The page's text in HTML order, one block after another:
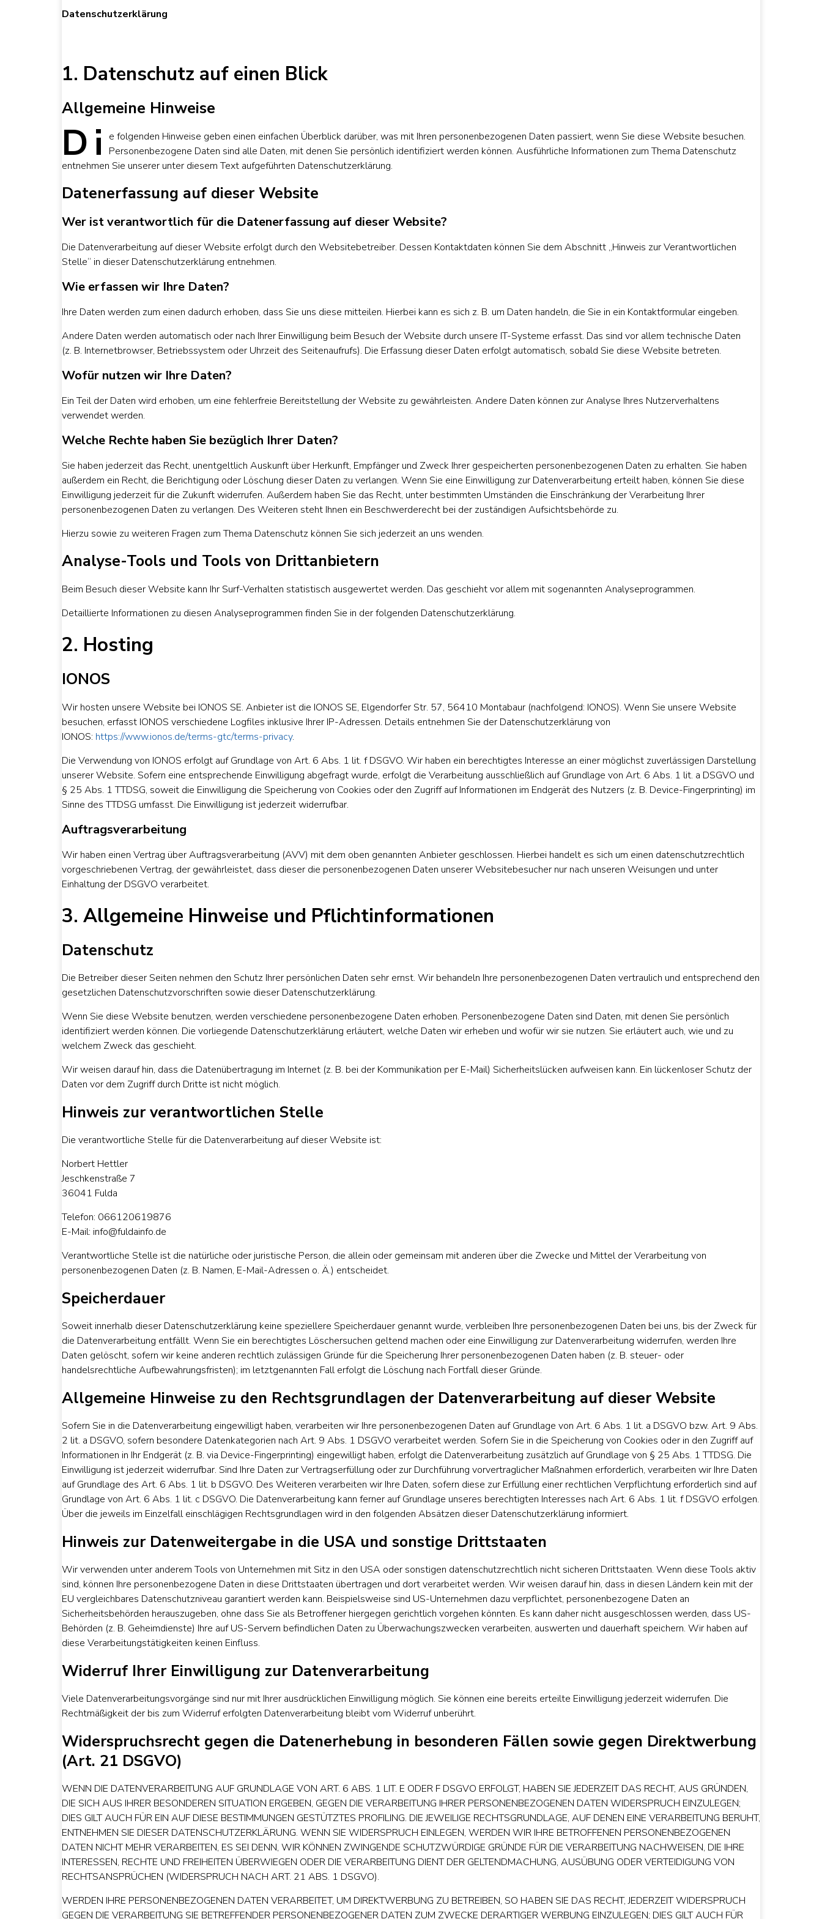
Datenschutz­erklärung
1. Datenschutz auf einen Blick
Allgemeine Hinweise
Di e folgenden Hinweise geben einen einfachen Überblick darüber, was mit Ihren personenbezogenen Daten passiert, wenn Sie diese Website besuchen.
Personenbezogene Daten sind alle Daten, mit denen Sie persönlich identifiziert werden können. Ausführliche Informationen zum Thema Datenschutz
entnehmen Sie unserer unter diesem Text aufgeführten Datenschutzerklärung.
Datenerfassung auf dieser Website
Wer ist verantwortlich für die Datenerfassung auf dieser Website?
Die Datenverarbeitung auf dieser Website erfolgt durch den Websitebetreiber. Dessen Kontaktdaten können Sie dem Abschnitt „Hinweis zur Verantwortlichen
Stelle“ in dieser Datenschutzerklärung entnehmen.
Wie erfassen wir Ihre Daten?
Ihre Daten werden zum einen dadurch erhoben, dass Sie uns diese mitteilen. Hierbei kann es sich z. B. um Daten handeln, die Sie in ein Kontaktformular eingeben.
Andere Daten werden automatisch oder nach Ihrer Einwilligung beim Besuch der Website durch unsere IT-Systeme erfasst. Das sind vor allem technische Daten
(z. B. Internetbrowser, Betriebssystem oder Uhrzeit des Seitenaufrufs). Die Erfassung dieser Daten erfolgt automatisch, sobald Sie diese Website betreten.
Wofür nutzen wir Ihre Daten?
Ein Teil der Daten wird erhoben, um eine fehlerfreie Bereitstellung der Website zu gewährleisten. Andere Daten können zur Analyse Ihres Nutzerverhaltens
verwendet werden.
Welche Rechte haben Sie bezüglich Ihrer Daten?
Sie haben jederzeit das Recht, unentgeltlich Auskunft über Herkunft, Empfänger und Zweck Ihrer gespeicherten personenbezogenen Daten zu erhalten. Sie haben
außerdem ein Recht, die Berichtigung oder Löschung dieser Daten zu verlangen. Wenn Sie eine Einwilligung zur Datenverarbeitung erteilt haben, können Sie diese
Einwilligung jederzeit für die Zukunft widerrufen. Außerdem haben Sie das Recht, unter bestimmten Umständen die Einschränkung der Verarbeitung Ihrer
personenbezogenen Daten zu verlangen. Des Weiteren steht Ihnen ein Beschwerderecht bei der zuständigen Aufsichtsbehörde zu.
Hierzu sowie zu weiteren Fragen zum Thema Datenschutz können Sie sich jederzeit an uns wenden.
Analyse-Tools und Tools von Dritt­anbietern
Beim Besuch dieser Website kann Ihr Surf-Verhalten statistisch ausgewertet werden. Das geschieht vor allem mit sogenannten Analyseprogrammen.
Detaillierte Informationen zu diesen Analyseprogrammen finden Sie in der folgenden Datenschutzerklärung.
2. Hosting
IONOS
Wir hosten unsere Website bei IONOS SE. Anbieter ist die IONOS SE, Elgendorfer Str. 57, 56410 Montabaur (nachfolgend: IONOS). Wenn Sie unsere Website
besuchen, erfasst IONOS verschiedene Logfiles inklusive Ihrer IP-Adressen. Details entnehmen Sie der Datenschutzerklärung von
IONOS: https://www.ionos.de/terms-gtc/terms-privacy.
Die Verwendung von IONOS erfolgt auf Grundlage von Art. 6 Abs. 1 lit. f DSGVO. Wir haben ein berechtigtes Interesse an einer möglichst zuverlässigen Darstellung
unserer Website. Sofern eine entsprechende Einwilligung abgefragt wurde, erfolgt die Verarbeitung ausschließlich auf Grundlage von Art. 6 Abs. 1 lit. a DSGVO und
§ 25 Abs. 1 TTDSG, soweit die Einwilligung die Speicherung von Cookies oder den Zugriff auf Informationen im Endgerät des Nutzers (z. B. Device-Fingerprinting) im
Sinne des TTDSG umfasst. Die Einwilligung ist jederzeit widerrufbar.
Auftragsverarbeitung
Wir haben einen Vertrag über Auftragsverarbeitung (AVV) mit dem oben genannten Anbieter geschlossen. Hierbei handelt es sich um einen datenschutzrechtlich
vorgeschriebenen Vertrag, der gewährleistet, dass dieser die personenbezogenen Daten unserer Websitebesucher nur nach unseren Weisungen und unter
Einhaltung der DSGVO verarbeitet.
3. Allgemeine Hinweise und Pflicht­informationen
Datenschutz
Die Betreiber dieser Seiten nehmen den Schutz Ihrer persönlichen Daten sehr ernst. Wir behandeln Ihre personenbezogenen Daten vertraulich und entsprechend den
gesetzlichen Datenschutzvorschriften sowie dieser Datenschutzerklärung.
Wenn Sie diese Website benutzen, werden verschiedene personenbezogene Daten erhoben. Personenbezogene Daten sind Daten, mit denen Sie persönlich
identifiziert werden können. Die vorliegende Datenschutzerklärung erläutert, welche Daten wir erheben und wofür wir sie nutzen. Sie erläutert auch, wie und zu
welchem Zweck das geschieht.
Wir weisen darauf hin, dass die Datenübertragung im Internet (z. B. bei der Kommunikation per E-Mail) Sicherheitslücken aufweisen kann. Ein lückenloser Schutz der
Daten vor dem Zugriff durch Dritte ist nicht möglich.
Hinweis zur verantwortlichen Stelle
Die verantwortliche Stelle für die Datenverarbeitung auf dieser Website ist:
Norbert Hettler
Jeschkenstraße 7
36041 Fulda
Telefon: 066120619876
E-Mail: info@fuldainfo.de
Verantwortliche Stelle ist die natürliche oder juristische Person, die allein oder gemeinsam mit anderen über die Zwecke und Mittel der Verarbeitung von
personenbezogenen Daten (z. B. Namen, E-Mail-Adressen o. Ä.) entscheidet.
Speicherdauer
Soweit innerhalb dieser Datenschutzerklärung keine speziellere Speicherdauer genannt wurde, verbleiben Ihre personenbezogenen Daten bei uns, bis der Zweck für
die Datenverarbeitung entfällt. Wenn Sie ein berechtigtes Löschersuchen geltend machen oder eine Einwilligung zur Datenverarbeitung widerrufen, werden Ihre
Daten gelöscht, sofern wir keine anderen rechtlich zulässigen Gründe für die Speicherung Ihrer personenbezogenen Daten haben (z. B. steuer- oder
handelsrechtliche Aufbewahrungsfristen); im letztgenannten Fall erfolgt die Löschung nach Fortfall dieser Gründe.
Allgemeine Hinweise zu den Rechtsgrundlagen der Datenverarbeitung auf dieser Website
Sofern Sie in die Datenverarbeitung eingewilligt haben, verarbeiten wir Ihre personenbezogenen Daten auf Grundlage von Art. 6 Abs. 1 lit. a DSGVO bzw. Art. 9 Abs.
2 lit. a DSGVO, sofern besondere Datenkategorien nach Art. 9 Abs. 1 DSGVO verarbeitet werden. Sofern Sie in die Speicherung von Cookies oder in den Zugriff auf
Informationen in Ihr Endgerät (z. B. via Device-Fingerprinting) eingewilligt haben, erfolgt die Datenverarbeitung zusätzlich auf Grundlage von § 25 Abs. 1 TTDSG. Die
Einwilligung ist jederzeit widerrufbar. Sind Ihre Daten zur Vertragserfüllung oder zur Durchführung vorvertraglicher Maßnahmen erforderlich, verarbeiten wir Ihre Daten
auf Grundlage des Art. 6 Abs. 1 lit. b DSGVO. Des Weiteren verarbeiten wir Ihre Daten, sofern diese zur Erfüllung einer rechtlichen Verpflichtung erforderlich sind auf
Grundlage von Art. 6 Abs. 1 lit. c DSGVO. Die Datenverarbeitung kann ferner auf Grundlage unseres berechtigten Interesses nach Art. 6 Abs. 1 lit. f DSGVO erfolgen.
Über die jeweils im Einzelfall einschlägigen Rechtsgrundlagen wird in den folgenden Absätzen dieser Datenschutzerklärung informiert.
Hinweis zur Datenweitergabe in die USA und sonstige Drittstaaten
Wir verwenden unter anderem Tools von Unternehmen mit Sitz in den USA oder sonstigen datenschutzrechtlich nicht sicheren Drittstaaten. Wenn diese Tools aktiv
sind, können Ihre personenbezogene Daten in diese Drittstaaten übertragen und dort verarbeitet werden. Wir weisen darauf hin, dass in diesen Ländern kein mit der
EU vergleichbares Datenschutzniveau garantiert werden kann. Beispielsweise sind US-Unternehmen dazu verpflichtet, personenbezogene Daten an
Sicherheitsbehörden herauszugeben, ohne dass Sie als Betroffener hiergegen gerichtlich vorgehen könnten. Es kann daher nicht ausgeschlossen werden, dass US-
Behörden (z. B. Geheimdienste) Ihre auf US-Servern befindlichen Daten zu Überwachungszwecken verarbeiten, auswerten und dauerhaft speichern. Wir haben auf
diese Verarbeitungstätigkeiten keinen Einfluss.
Widerruf Ihrer Einwilligung zur Datenverarbeitung
Viele Datenverarbeitungsvorgänge sind nur mit Ihrer ausdrücklichen Einwilligung möglich. Sie können eine bereits erteilte Einwilligung jederzeit widerrufen. Die
Rechtmäßigkeit der bis zum Widerruf erfolgten Datenverarbeitung bleibt vom Widerruf unberührt.
Widerspruchsrecht gegen die Datenerhebung in besonderen Fällen sowie gegen Direktwerbung
(Art. 21 DSGVO)
WENN DIE DATENVERARBEITUNG AUF GRUNDLAGE VON ART. 6 ABS. 1 LIT. E ODER F DSGVO ERFOLGT, HABEN SIE JEDERZEIT DAS RECHT, AUS GRÜNDEN,
DIE SICH AUS IHRER BESONDEREN SITUATION ERGEBEN, GEGEN DIE VERARBEITUNG IHRER PERSONENBEZOGENEN DATEN WIDERSPRUCH EINZULEGEN;
DIES GILT AUCH FÜR EIN AUF DIESE BESTIMMUNGEN GESTÜTZTES PROFILING. DIE JEWEILIGE RECHTSGRUNDLAGE, AUF DENEN EINE VERARBEITUNG BERUHT,
ENTNEHMEN SIE DIESER DATENSCHUTZERKLÄRUNG. WENN SIE WIDERSPRUCH EINLEGEN, WERDEN WIR IHRE BETROFFENEN PERSONENBEZOGENEN
DATEN NICHT MEHR VERARBEITEN, ES SEI DENN, WIR KÖNNEN ZWINGENDE SCHUTZWÜRDIGE GRÜNDE FÜR DIE VERARBEITUNG NACHWEISEN, DIE IHRE
INTERESSEN, RECHTE UND FREIHEITEN ÜBERWIEGEN ODER DIE VERARBEITUNG DIENT DER GELTENDMACHUNG, AUSÜBUNG ODER VERTEIDIGUNG VON
RECHTSANSPRÜCHEN (WIDERSPRUCH NACH ART. 21 ABS. 1 DSGVO).
WERDEN IHRE PERSONENBEZOGENEN DATEN VERARBEITET, UM DIREKTWERBUNG ZU BETREIBEN, SO HABEN SIE DAS RECHT, JEDERZEIT WIDERSPRUCH
GEGEN DIE VERARBEITUNG SIE BETREFFENDER PERSONENBEZOGENER DATEN ZUM ZWECKE DERARTIGER WERBUNG EINZULEGEN; DIES GILT AUCH FÜR